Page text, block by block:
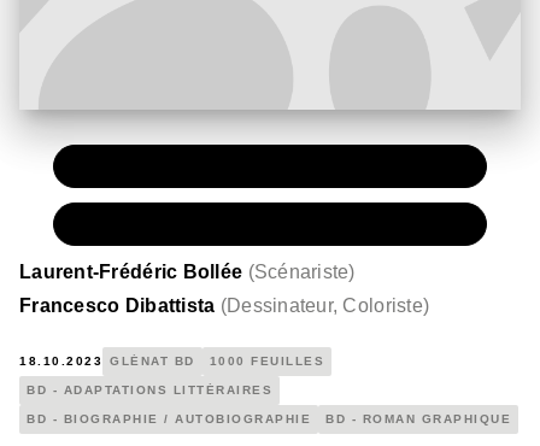
Laurent-Frédéric Bollée (Scénariste)
Francesco Dibattista (Dessinateur, Coloriste)
18.10.2023 GLÉNAT BD 1000 FEUILLES
BD - ADAPTATIONS LITTÉRAIRES
BD - BIOGRAPHIE / AUTOBIOGRAPHIE BD - ROMAN GRAPHIQUE